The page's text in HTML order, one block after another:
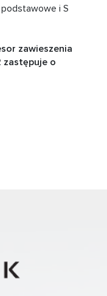
i S
zawieszenia
zastępuje o